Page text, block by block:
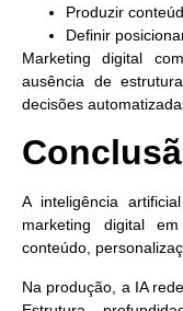
Produzir
Definir
Marketing digital
ausência de
decisões
A inteligência
marketing digital
conteúdo,
Na produção, a IA